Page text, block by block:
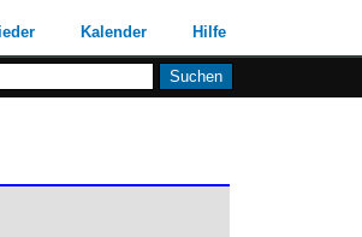
Kalender Hilfe